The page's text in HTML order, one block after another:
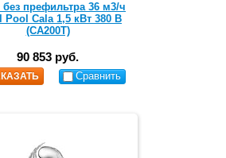
без префильтра 36 м3/ч
Pool Cala 1,5 кВт 380 В
(CA200T)
90 853 руб.
Сравнить